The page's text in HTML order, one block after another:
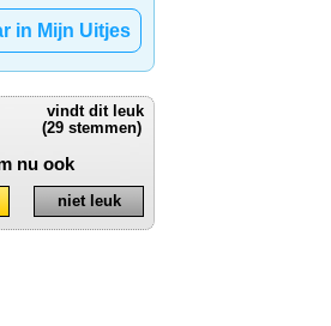
in Mijn Uitjes
vindt dit leuk
(29 stemmen)
nu ook
niet leuk